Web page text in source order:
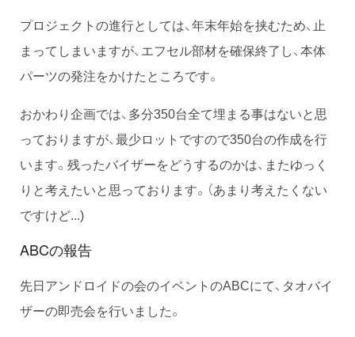
プロジェクトの進行としては、年末年始を挟むため、止
まってしまいますが、エフセル部材を確保終了し、本体
パーツの発注をかけたところです。
おかわり企画では、多分350台全て埋まる事はないと思
っておりますが、最少ロットですので350台の作成を行
います。残ったバイザーをどうするのかは、またゆっく
りと考えたいと思っております。（あまり考えたくない
ですけど...)
ABCの報告
先日アンドロイドの会のイベントのABCにて、タオバイ
ザーの即売会を行いました。